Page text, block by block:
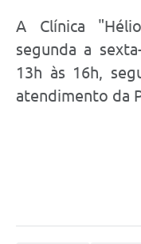
A Clínica
segunda a
13h às 16h,
atendimento da